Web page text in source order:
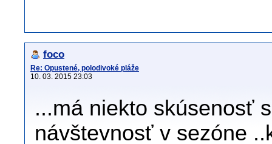
foco
Re: Opustené, polodivoké pláže
10. 03. 2015 23:03
...má niekto skúsenosť
návštevnosť v sezóne